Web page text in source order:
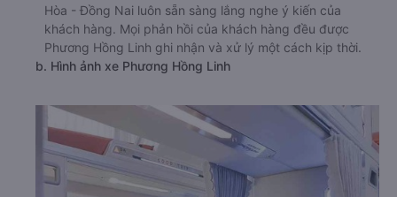
Hòa - Đồng Nai luôn sẵn sàng lắng nghe ý kiến của
khách hàng. Mọi phản hồi của khách hàng đều được
Phương Hồng Linh ghi nhận và xử lý một cách kịp thời.
b. Hình ảnh xe Phương Hồng Linh